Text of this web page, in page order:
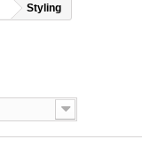
Styling